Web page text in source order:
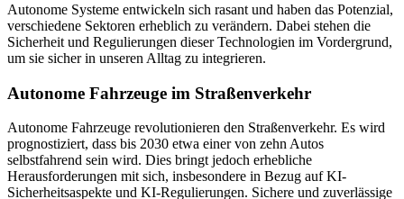
Autonome Systeme entwickeln sich rasant und haben das Potenzial,
verschiedene Sektoren erheblich zu verändern. Dabei stehen die
Sicherheit und Regulierungen dieser Technologien im Vordergrund,
um sie sicher in unseren Alltag zu integrieren.
Autonome Fahrzeuge im Straßenverkehr
Autonome Fahrzeuge revolutionieren den Straßenverkehr. Es wird
prognostiziert, dass bis 2030 etwa einer von zehn Autos
selbstfahrend sein wird. Dies bringt jedoch erhebliche
Herausforderungen mit sich, insbesondere in Bezug auf KI-
Sicherheitsaspekte und KI-Regulierungen. Sichere und zuverlässige